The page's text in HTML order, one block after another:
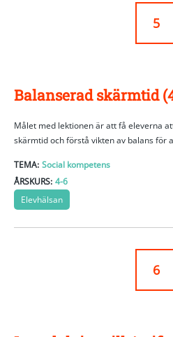
5
Balanserad skärmtid
Målet med lektionen är att få eleverna
skärmtid och förstå vikten av balans för
TEMA: Social kompetens
ÅRSKURS: 4-6
Elevhälsan
6